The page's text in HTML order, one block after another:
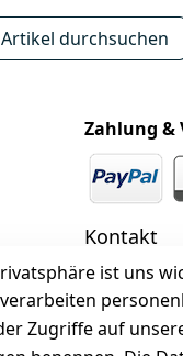
Artikel durchsuchen
ist uns
Zugriffe auf
Zahlung &
Kontakt
+49
Mail: